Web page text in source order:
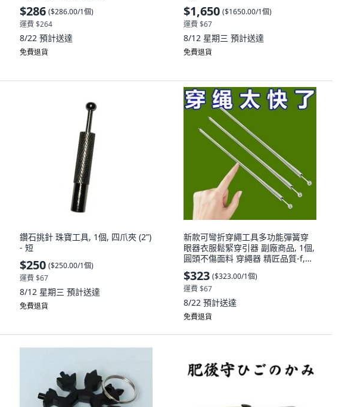
$286 ($286.00/1個)
運費 $264
8/22 預計送達
免費退貨
$1,650 ($1650.00/1個)
運費 $67
8/12 星期三 預計送達
免費退貨
鑽石挑針 珠寶工具, 1個, 四爪夾 (2”)
- 短
$250 ($250.00/1個)
運費 $67
8/12 星期三 預計送達
免費退貨
新款可彎折穿繩工具多功能彈簧穿
眼器衣服鬆緊穿引器 副廠商品, 1個,
圓頭不傷面料 穿繩器 精匠品質-f,一
般品質:不易彎曲 1個裝 -f
$323 ($323.00/1個)
運費 $67
8/22 預計送達
免費退貨